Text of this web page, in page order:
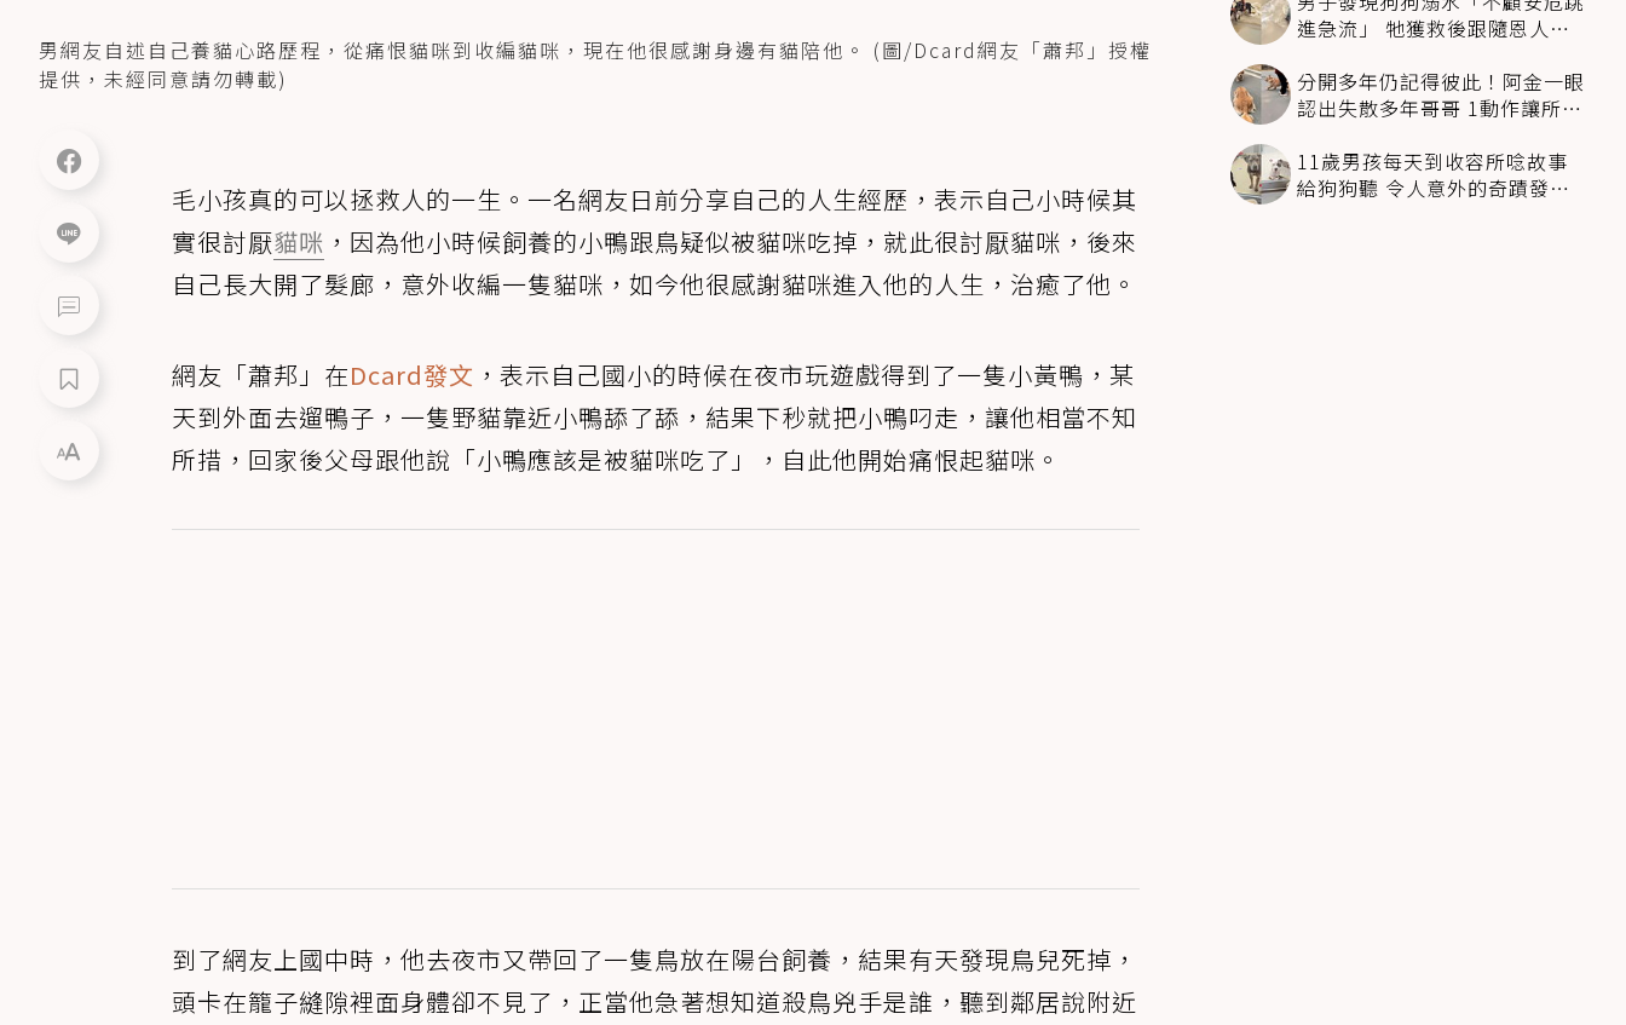
男網友自述自己養貓心路歷程，從痛恨貓咪到收編貓咪，現在他很感謝身邊有貓陪他。 (圖/Dcard網友「蕭邦」授權
提供，未經同意請勿轉載)
毛小孩真的可以拯救人的一生。一名網友日前分享自己的人生經歷，表示自己小時候其
實很討厭貓咪 ，因為他小時候飼養的小鴨跟鳥疑似被貓咪吃掉，就此很討厭貓咪，後來
自己長大開了髮廊，意外收編一隻貓咪，如今他很感謝貓咪進入他的人生，治癒了他。
網友「蕭邦」在Dcard發文 ，表示自己國小的時候在夜市玩遊戲得到了一隻小黃鴨，某
天到外面去遛鴨子，一隻野貓靠近小鴨舔了舔，結果下秒就把小鴨叼走，讓他相當不知
所措，回家後父母跟他說「小鴨應該是被貓咪吃了」，自此他開始痛恨起貓咪。
到了網友上國中時，他去夜市又帶回了一隻鳥放在陽台飼養，結果有天發現鳥兒死掉，
頭卡在籠子縫隙裡面身體卻不見了，正當他急著想知道殺鳥兇手是誰，聽到鄰居說附近
進急流」 牠獲救後跟隨恩人不
分開多年仍記得彼此！阿金一眼
認出失散多年哥哥 1動作讓所有
11歲男孩每天到收容所唸故事
給狗狗聽 令人意外的奇蹟發生